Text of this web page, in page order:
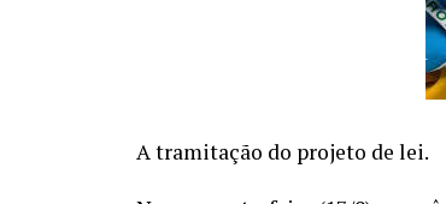
A tramitação do projeto de lei.